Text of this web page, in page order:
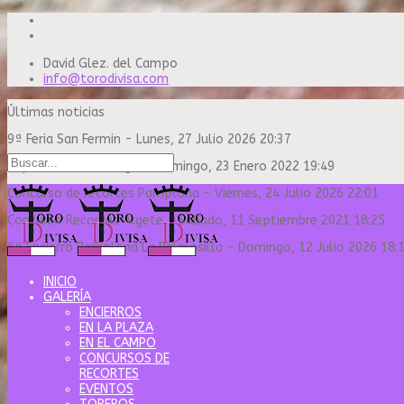
David Glez. del Campo
info@torodivisa.com
Últimas noticias
9ª Feria San Fermin - Lunes, 27 Julio 2026 20:37
Capea Sanse Domingo
Domingo, 23 Enero 2022 19:49
Concurso de recortes Pamplona - Viernes, 24 Julio 2026 22:01
Concurso Recortes Algete-Sábado, 11 Septiembre 2021 18:25
6º Encierro Pamplona La Palmosilla - Domingo, 12 Julio 2026
INICIO
GALERÍA
ENCIERROS
EN LA PLAZA
EN EL CAMPO
CONCURSOS DE
RECORTES
EVENTOS